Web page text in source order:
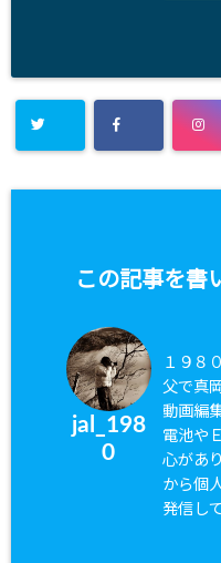
この記事を書
jal_198
0
１９８
父で真
動画編
電池や
心があ
から個
発信し